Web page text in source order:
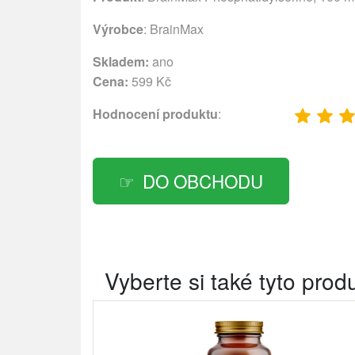
Výrobce: BrainMax
Skladem: ano
Cena: 599 Kč
Hodnocení produktu:
DO OBCHODU
Vyberte si také tyto